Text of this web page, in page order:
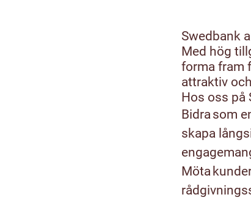
Swedbank
Med hög
forma fram
attraktiv
Hos oss på
Bidra som
skapa
Möta